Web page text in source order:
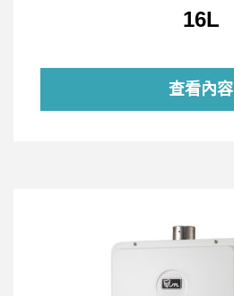
16L
查看內容